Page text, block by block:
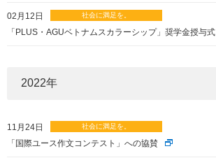
02月12日
「PLUS・AGUベトナムスカラーシップ」奨学金授与式
2022年
11月24日
「国際ユース作文コンテスト」への協賛